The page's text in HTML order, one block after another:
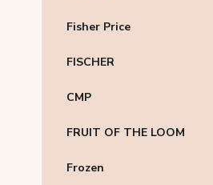
Fisher Price
FISCHER
CMP
FRUIT OF THE LOOM
Frozen